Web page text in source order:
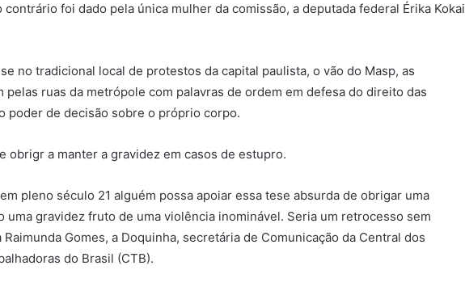
foi dado pela única mulher da comissão, a deputada federal Érika Kokai
no tradicional local de protestos da capital paulista, o vão do Masp, as
pelas ruas da metrópole com palavras de ordem em defesa do direito das
poder de decisão sobre o próprio corpo.
obrigr a manter a gravidez em casos de estupro.
pleno século 21 alguém possa apoiar essa tese absurda de obrigar uma
uma gravidez fruto de uma violência inominável. Seria um retrocesso sem
Raimunda Gomes, a Doquinha, secretária de Comunicação da Central dos
do Brasil (CTB).